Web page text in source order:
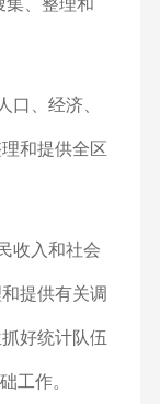
集、整理和
口、经济、
和提供全区
收入和社会
提供有关调
好统计队伍
工作。